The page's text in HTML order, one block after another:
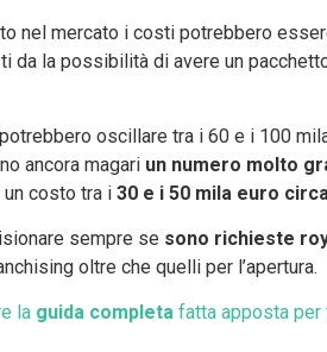
nel mercato i costi potrebbero
da la possibilità di avere un
oscillare tra i 60 e i 100
ancora magari un numero molto
costo tra i 30 e i 50 mila euro
sempre se sono richieste
oltre che quelli per l’apertura.
la guida completa fatta apposta per